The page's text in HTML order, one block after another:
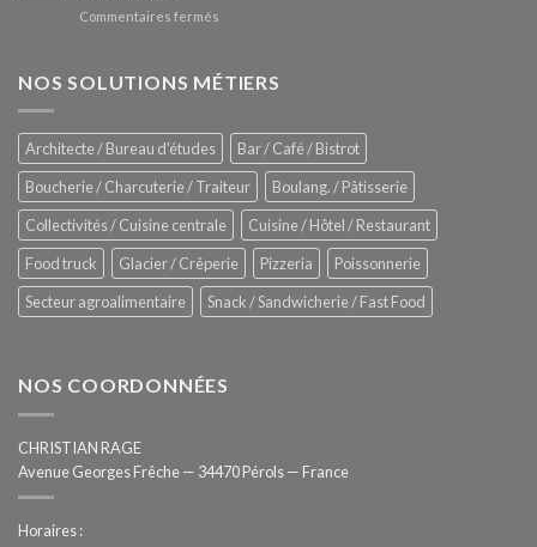
de
Commentaires fermés
Zitrux
–
Hygiène
totale
automatisée
NOS SOLUTIONS MÉTIERS
Architecte / Bureau d'études
Bar / Café / Bistrot
Boucherie / Charcuterie / Traiteur
Boulang. / Pâtisserie
Collectivités / Cuisine centrale
Cuisine / Hôtel / Restaurant
Food truck
Glacier / Crêperie Pizzeria
Poissonnerie
Secteur agroalimentaire
Snack / Sandwicherie / Fast Food
NOS COORDONNÉES
CHRISTIAN RAGE
Avenue Georges Frêche — 34470 Pérols — France
Horaires :